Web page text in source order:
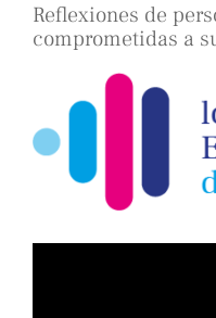
Reflexiones de
comprometidas a